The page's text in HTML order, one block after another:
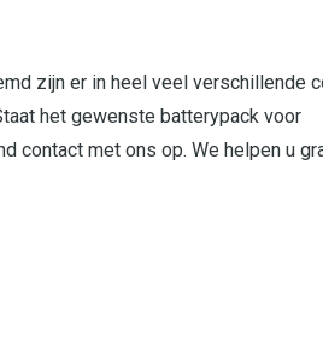
zijn er in heel veel verschillende
het gewenste batterypack voor
contact met ons op. We helpen u